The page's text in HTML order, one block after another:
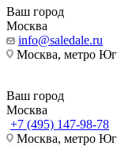
Ваш город
Москва
info@saledale.ru
Москва, метро
Ваш город
Москва
+7 (495) 147-98-78
Москва, метро